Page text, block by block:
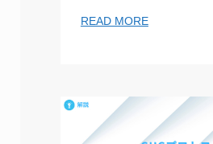
READ MORE